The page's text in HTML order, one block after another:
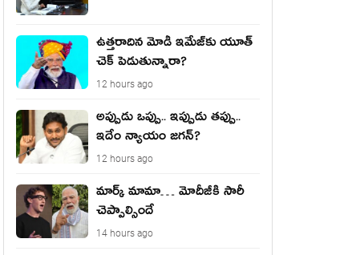
ఉత్త‌రాదిన మోడీ ఇమేజ్‌కు యూత్
చెక్ పెడుతున్నారా?
12 hours ago
అప్పుడు ఒప్పు.. ఇప్పుడు తప్పు..
ఇదేం న్యాయం జగన్?
12 hours ago
మార్క్ మామా… మోదీజీకి సారీ
చెప్పాల్సిందే
14 hours ago